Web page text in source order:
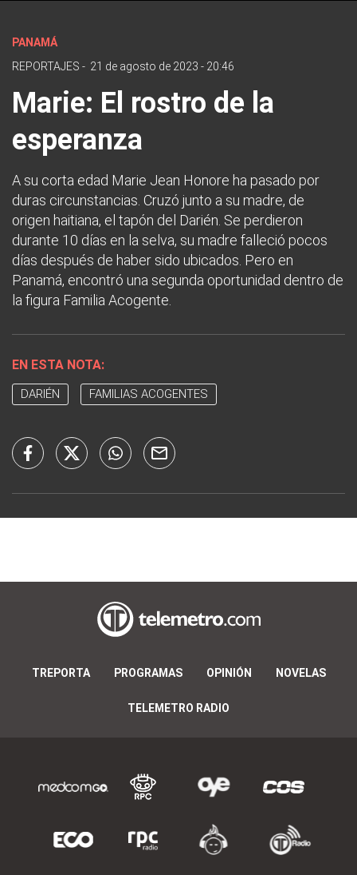
PANAMÁ
REPORTAJES - 21 de agosto de 2023 - 20:46
Marie: El rostro de la
esperanza
A su corta edad Marie Jean Honore ha pasado por
duras circunstancias. Cruzó junto a su madre, de
origen haitiana, el tapón del Darién. Se perdieron
durante 10 días en la selva, su madre falleció pocos
días después de haber sido ubicados. Pero en
Panamá, encontró una segunda oportunidad dentro de
la figura Familia Acogente.
EN ESTA NOTA:
DARIÉN FAMILIAS ACOGENTES
TREPORTA PROGRAMAS OPINIÓN NOVELAS
TELEMETRO RADIO